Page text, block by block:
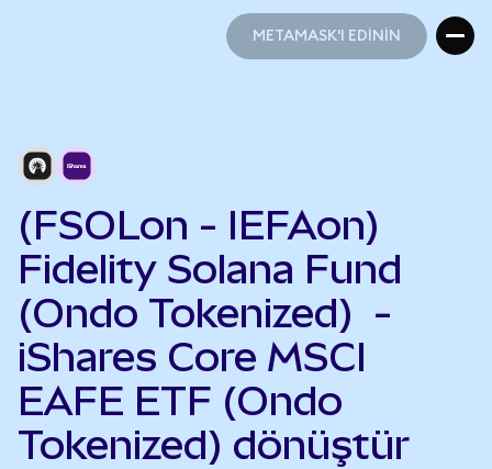
METAMASK'I EDİNİN
(FSOLon - IEFAon)
Fidelity Solana Fund
(Ondo Tokenized) -
iShares Core MSCI
EAFE ETF (Ondo
Tokenized) dönüştür